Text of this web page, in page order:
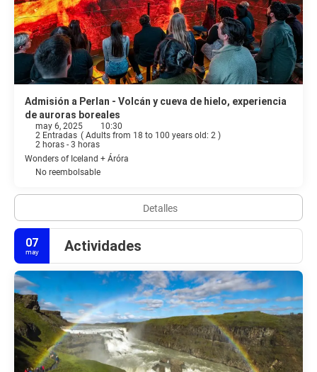
Admisión a Perlan - Volcán y cueva de hielo, experiencia
de auroras boreales
may 6, 2025
10:30
2 Entradas ( Adults from 18 to 100 years old: 2 )
2 horas - 3 horas
Wonders of Iceland + Áróra
No reembolsable
Detalles
07
may Actividades